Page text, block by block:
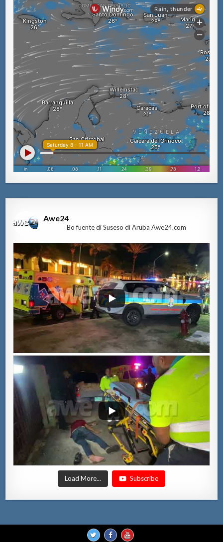
Awe24
Bo fuente di Suseso di Aruba Awe24.com
Load More... Subscribe